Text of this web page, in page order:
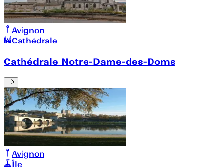
Avignon
Cathédrale
Cathédrale Notre-Dame-des-Doms
Avignon
Île